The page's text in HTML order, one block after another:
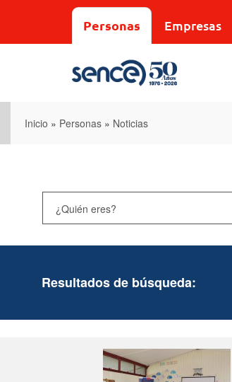
Personas Empresas
Inicio » Personas » Noticias
Resultados de búsqueda: